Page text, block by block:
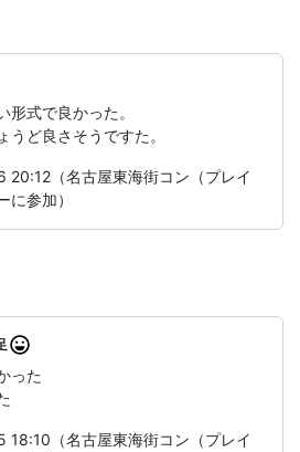
式で良かった。
ど良さそうですた。
（名古屋東海街コン（プレイ
に参加）
った
（名古屋東海街コン（プレイ